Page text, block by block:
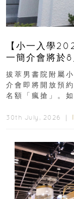
【小一入學
一簡介會將於
｜更設有網上重
拔萃男書院附屬
介會即將開放預
名額「瘋搶」。
30th July, 2026 ｜